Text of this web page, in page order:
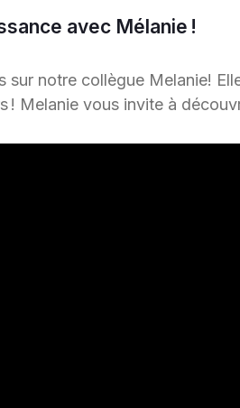
avec Mélanie !
sur notre collègue Melanie!
! Melanie vous invite à